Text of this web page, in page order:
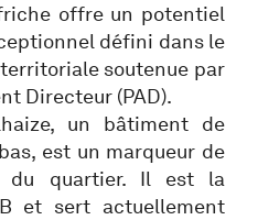
offre un potentiel
défini dans le
soutenue par
Directeur (PAD).
un bâtiment de
est un marqueur de
du quartier. Il est la
et sert actuellement